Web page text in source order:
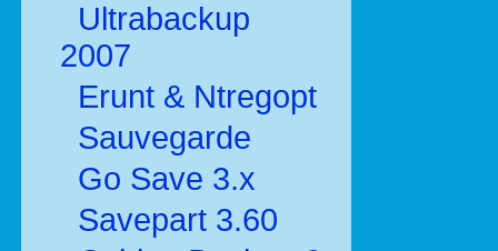
Ultrabackup
2007
Erunt & Ntregopt
Sauvegarde
Go Save 3.x
Savepart 3.60